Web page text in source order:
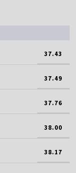
37.43
37.49
37.76
38.00
38.17